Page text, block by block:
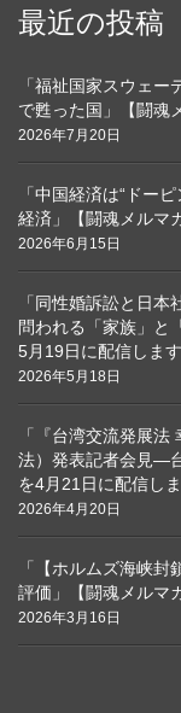
最近の投稿
「福祉国家スウェ
で甦った国」【闘魂
2026年7月20日
「中国経済は“ドー
経済」【闘魂メルマ
2026年6月15日
「同性婚訴訟と日
問われる「家族」と
5月19日に配信します
2026年5月18日
「『台湾交流発展
法）発表記者会見―
を4月21日に配信し
2026年4月20日
「【ホルムズ海峡
評価」【闘魂メルマ
2026年3月16日